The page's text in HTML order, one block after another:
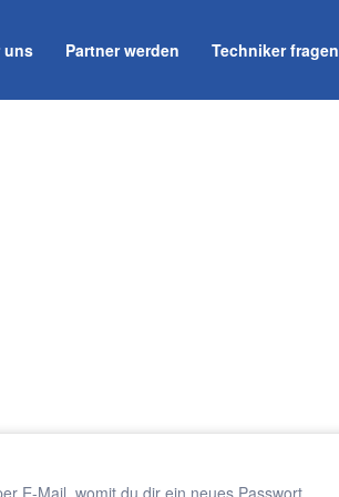
uns Partner werden Techniker fragen
E-Mail, womit du dir ein neues Passwort